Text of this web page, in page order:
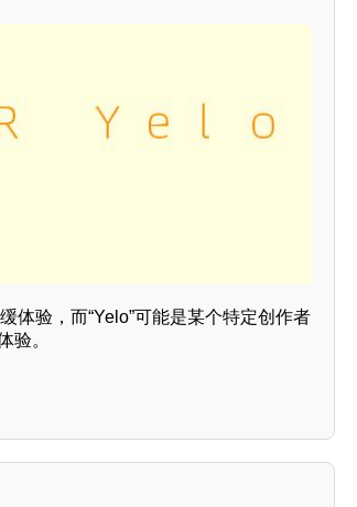
体验，而“Yelo”可能是某个特定创作者
验。